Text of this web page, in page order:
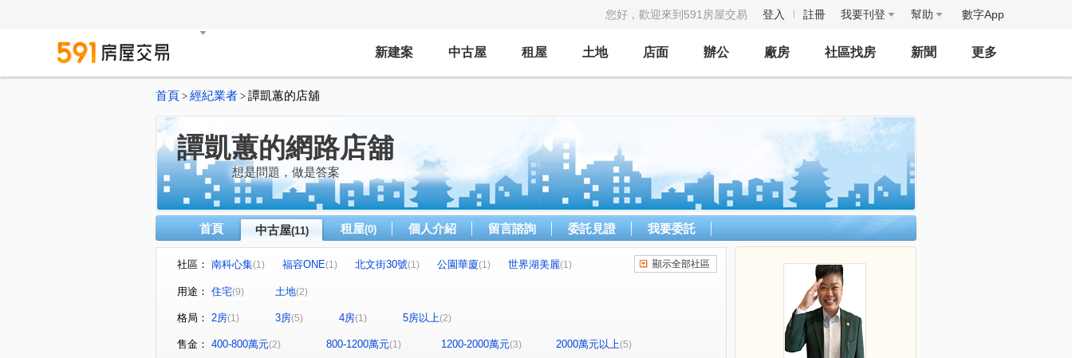
您好，歡迎來到591房屋交易 登入 註冊 我要刊登 幫助 數字App
新建案 中古屋 租屋 土地 店面 辦公 廠房 社區找房 新聞 更多
首頁 > 經紀業者 > 譚凱蕙的店舖
譚凱蕙的網路店舖
想是問題，做是答案
首頁 中古屋(11) 租屋(0) 個人介紹 留言諮詢 委託見證 我要委託
社區： 南科心集(1) 福容ONE(1) 北文街30號(1) 公園華廈(1) 世界湖美麗(1)
安吉路一段
顯示全部社區
用途： 住宅(9) 土地(2)
格局： 2房(1) 3房(5) 4房(1) 5房以上(2)
售金： 400-800萬元(2) 800-1200萬元(1) 1200-2000萬元(3) 2000萬元以上(5)